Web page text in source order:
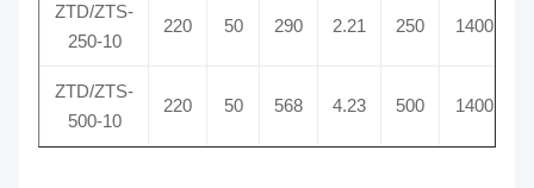
ZTD/ZTS-
250-10
220 50 290 2.21 250 1400
ZTD/ZTS-
500-10
220 50 568 4.23 500 1400